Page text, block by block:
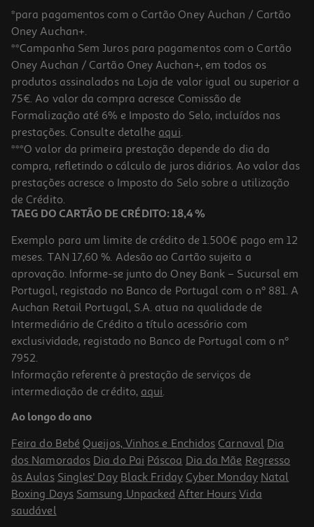
*para pagamentos com o Cartão Oney Auchan / Cartão
Oney Auchan+.
**Campanha Sem Juros para pagamentos com o Cartão
Oney Auchan / Cartão Oney Auchan+, em todos os
produtos assinalados na Loja de valor igual ou superior a
75€. Ao valor da compra acresce Comissão de
Formalização até 6% e Imposto do Selo, incluídos nas
prestações. Consulte detalhe aqui.
***O valor da primeira prestação depende do dia da
compra, refletindo o cálculo de juros diários. Ao valor das
prestações acresce o Imposto do Selo sobre a utilização
de Crédito.
TAEG DO CARTÃO DE CRÉDITO: 18,4 %
Exemplo para um limite de crédito de 1.500€ pago em 12
meses. TAN 17,60 %. Adesão ao Cartão sujeita a
aprovação. Informe-se junto do Oney Bank – Sucursal em
Portugal, registado no Banco de Portugal com o nº 881. A
Auchan Retail Portugal, S.A. atua na qualidade de
Intermediário de Crédito a título acessório com
exclusividade, registado no Banco de Portugal com o nº
7952.
Informação referente à prestação de serviços de
intermediação de crédito, aqui.
Ao longo do ano
Feira do Bebé Queijos, Vinhos e Enchidos Carnaval Dia
dos Namorados Dia do Pai Páscoa Dia da Mãe Regresso
às Aulas Singles' Day Black Friday Cyber Monday Natal
Boxing Days Samsung Unpacked After Hours Vida
saudável